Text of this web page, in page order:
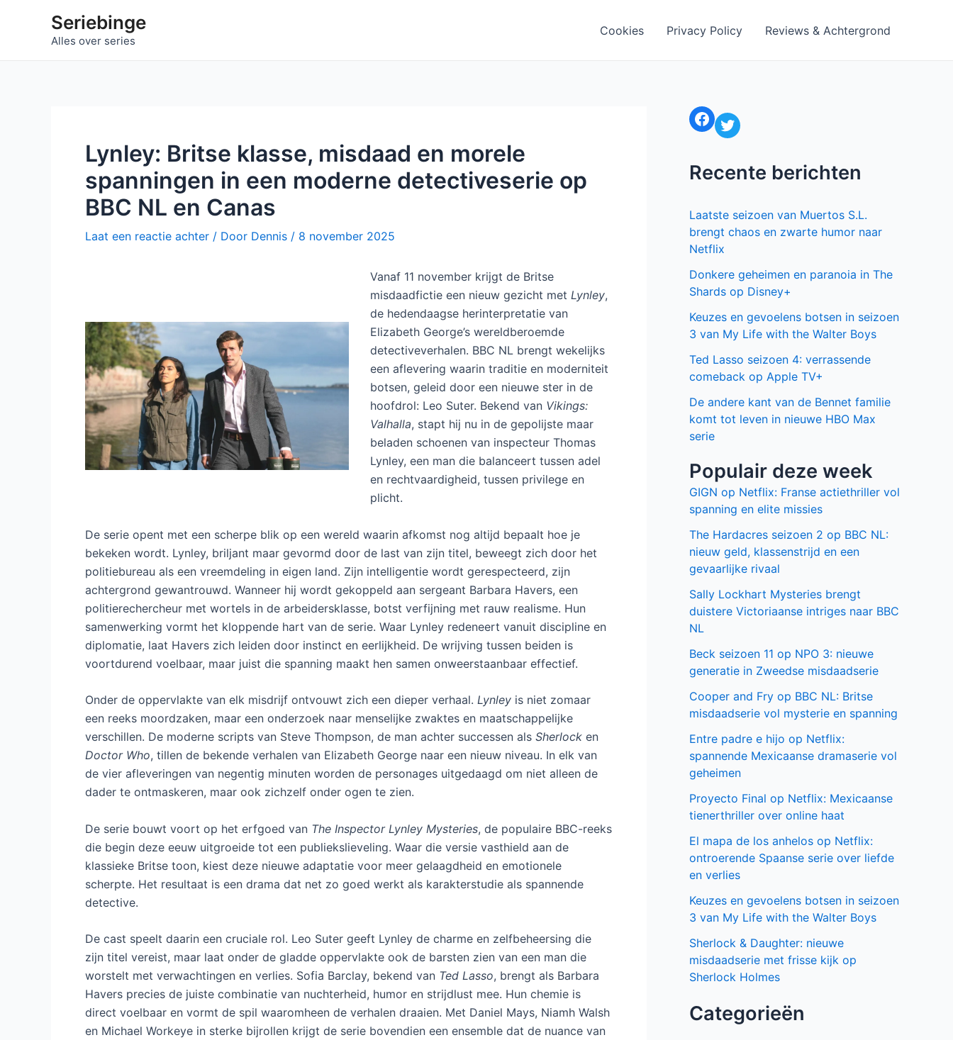
Seriebinge
Alles over series
Cookies Privacy Policy Reviews & Achtergrond
Lynley: Britse klasse, misdaad en morele
spanningen in een moderne detectiveserie op
BBC NL en Canas
Laat een reactie achter / Door Dennis / 8 november 2025
Vanaf 11 november krijgt de Britse
misdaadfictie een nieuw gezicht met Lynley,
de hedendaagse herinterpretatie van
Elizabeth George’s wereldberoemde
detectiveverhalen. BBC NL brengt wekelijks
een aflevering waarin traditie en moderniteit
botsen, geleid door een nieuwe ster in de
hoofdrol: Leo Suter. Bekend van Vikings:
Valhalla, stapt hij nu in de gepolijste maar
beladen schoenen van inspecteur Thomas
Lynley, een man die balanceert tussen adel
en rechtvaardigheid, tussen privilege en
plicht.
De serie opent met een scherpe blik op een wereld waarin afkomst nog altijd bepaalt hoe je
bekeken wordt. Lynley, briljant maar gevormd door de last van zijn titel, beweegt zich door het
politiebureau als een vreemdeling in eigen land. Zijn intelligentie wordt gerespecteerd, zijn
achtergrond gewantrouwd. Wanneer hij wordt gekoppeld aan sergeant Barbara Havers, een
politierechercheur met wortels in de arbeidersklasse, botst verfijning met rauw realisme. Hun
samenwerking vormt het kloppende hart van de serie. Waar Lynley redeneert vanuit discipline en
diplomatie, laat Havers zich leiden door instinct en eerlijkheid. De wrijving tussen beiden is
voortdurend voelbaar, maar juist die spanning maakt hen samen onweerstaanbaar effectief.
Onder de oppervlakte van elk misdrijf ontvouwt zich een dieper verhaal. Lynley is niet zomaar
een reeks moordzaken, maar een onderzoek naar menselijke zwaktes en maatschappelijke
verschillen. De moderne scripts van Steve Thompson, de man achter successen als Sherlock en
Doctor Who, tillen de bekende verhalen van Elizabeth George naar een nieuw niveau. In elk van
de vier afleveringen van negentig minuten worden de personages uitgedaagd om niet alleen de
dader te ontmaskeren, maar ook zichzelf onder ogen te zien.
De serie bouwt voort op het erfgoed van The Inspector Lynley Mysteries, de populaire BBC-reeks
die begin deze eeuw uitgroeide tot een publiekslieveling. Waar die versie vasthield aan de
klassieke Britse toon, kiest deze nieuwe adaptatie voor meer gelaagdheid en emotionele
scherpte. Het resultaat is een drama dat net zo goed werkt als karakterstudie als spannende
detective.
De cast speelt daarin een cruciale rol. Leo Suter geeft Lynley de charme en zelfbeheersing die
zijn titel vereist, maar laat onder de gladde oppervlakte ook de barsten zien van een man die
worstelt met verwachtingen en verlies. Sofia Barclay, bekend van Ted Lasso, brengt als Barbara
Havers precies de juiste combinatie van nuchterheid, humor en strijdlust mee. Hun chemie is
direct voelbaar en vormt de spil waaromheen de verhalen draaien. Met Daniel Mays, Niamh Walsh
en Michael Workeye in sterke bijrollen krijgt de serie bovendien een ensemble dat de nuance van
Facebook Twitter
Recente berichten
Laatste seizoen van Muertos S.L.
brengt chaos en zwarte humor naar
Netflix
Donkere geheimen en paranoia in The
Shards op Disney+
Keuzes en gevoelens botsen in seizoen
3 van My Life with the Walter Boys
Ted Lasso seizoen 4: verrassende
comeback op Apple TV+
De andere kant van de Bennet familie
komt tot leven in nieuwe HBO Max
serie
Populair deze week
GIGN op Netflix: Franse actiethriller vol
spanning en elite missies
The Hardacres seizoen 2 op BBC NL:
nieuw geld, klassenstrijd en een
gevaarlijke rivaal
Sally Lockhart Mysteries brengt
duistere Victoriaanse intriges naar BBC
NL
Beck seizoen 11 op NPO 3: nieuwe
generatie in Zweedse misdaadserie
Cooper and Fry op BBC NL: Britse
misdaadserie vol mysterie en spanning
Entre padre e hijo op Netflix:
spannende Mexicaanse dramaserie vol
geheimen
Proyecto Final op Netflix: Mexicaanse
tienerthriller over online haat
El mapa de los anhelos op Netflix:
ontroerende Spaanse serie over liefde
en verlies
Keuzes en gevoelens botsen in seizoen
3 van My Life with the Walter Boys
Sherlock & Daughter: nieuwe
misdaadserie met frisse kijk op
Sherlock Holmes
Categorieën